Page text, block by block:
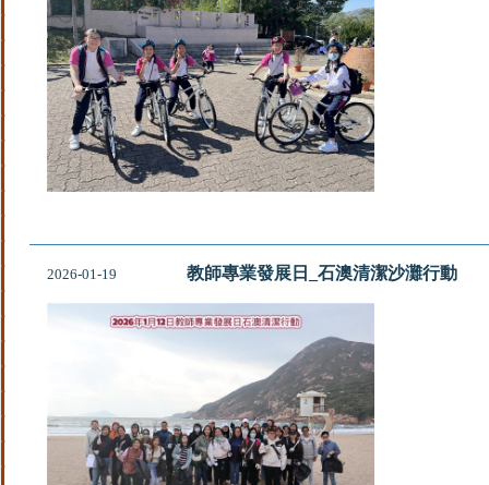
2026-01-19 教師專業發展日_石澳清潔沙灘行動